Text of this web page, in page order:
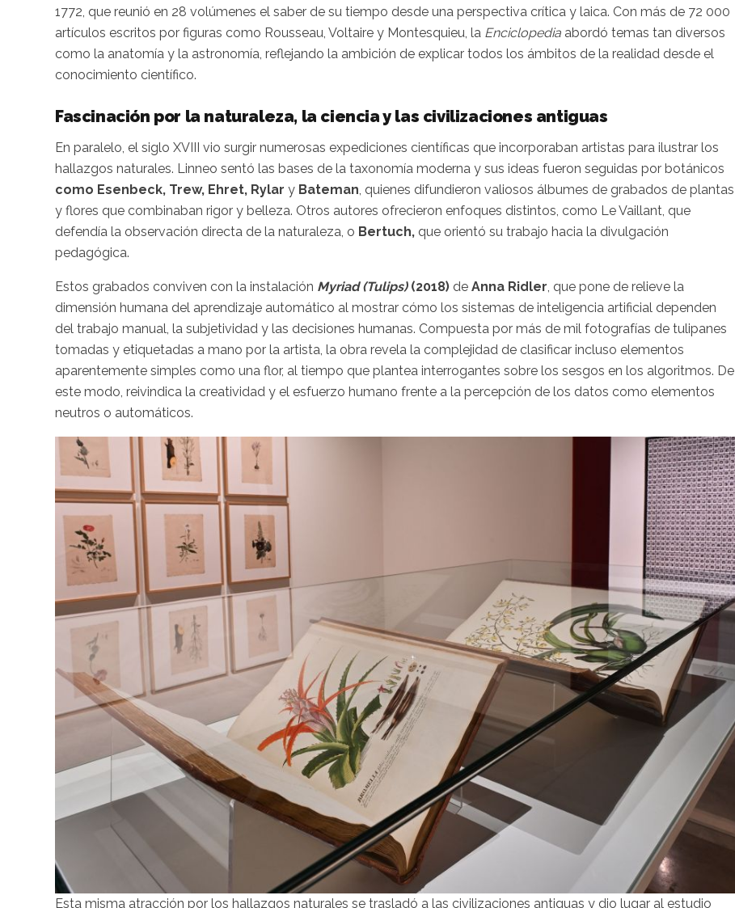
1772, que reunió en 28 volúmenes el saber de su tiempo desde una perspectiva crítica y laica. Con más de 72 000
artículos escritos por figuras como Rousseau, Voltaire y Montesquieu, la Enciclopedia abordó temas tan diversos
como la anatomía y la astronomía, reflejando la ambición de explicar todos los ámbitos de la realidad desde el
conocimiento científico.
Fascinación por la naturaleza, la ciencia y las civilizaciones antiguas
En paralelo, el siglo XVIII vio surgir numerosas expediciones científicas que incorporaban artistas para ilustrar los
hallazgos naturales. Linneo sentó las bases de la taxonomía moderna y sus ideas fueron seguidas por botánicos
como Esenbeck, Trew, Ehret, Rylar y Bateman, quienes difundieron valiosos álbumes de grabados de plantas
y flores que combinaban rigor y belleza. Otros autores ofrecieron enfoques distintos, como Le Vaillant, que
defendía la observación directa de la naturaleza, o Bertuch, que orientó su trabajo hacia la divulgación
pedagógica.
Estos grabados conviven con la instalación Myriad (Tulips) (2018) de Anna Ridler, que pone de relieve la
dimensión humana del aprendizaje automático al mostrar cómo los sistemas de inteligencia artificial dependen
del trabajo manual, la subjetividad y las decisiones humanas. Compuesta por más de mil fotografías de tulipanes
tomadas y etiquetadas a mano por la artista, la obra revela la complejidad de clasificar incluso elementos
aparentemente simples como una flor, al tiempo que plantea interrogantes sobre los sesgos en los algoritmos. De
este modo, reivindica la creatividad y el esfuerzo humano frente a la percepción de los datos como elementos
neutros o automáticos.
Esta misma atracción por los hallazgos naturales se trasladó a las civilizaciones antiguas y dio lugar al estudio